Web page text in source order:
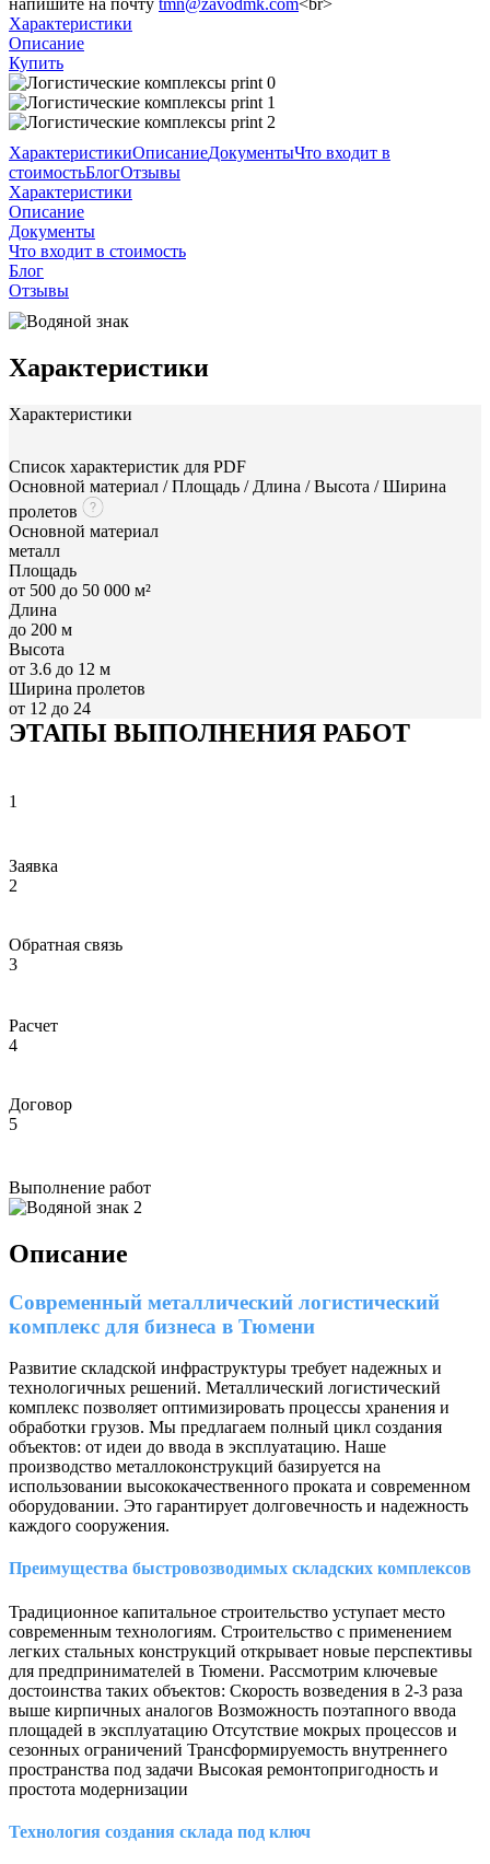
Характеристики
Описание
Купить
ХарактеристикиОписаниеДокументыЧто входит в
стоимостьБлогОтзывы
Характеристики
Описание
Документы
Что входит в стоимость
Блог
Отзывы
Характеристики
Характеристики
Список характеристик для PDF
Основной материал / Площадь / Длина / Высота / Ширина
пролетов
Основной материал
металл
Площадь
от 500 до 50 000 м²
Длина
до 200 м
Высота
от 3.6 до 12 м
Ширина пролетов
от 12 до 24
ЭТАПЫ ВЫПОЛНЕНИЯ РАБОТ
1
Заявка
2
Обратная связь
3
Расчет
4
Договор
5
Выполнение работ
Описание
Современный металлический логистический
комплекс для бизнеса в Тюмени
Развитие складской инфраструктуры требует надежных и
технологичных решений. Металлический логистический
комплекс позволяет оптимизировать процессы хранения и
обработки грузов. Мы предлагаем полный цикл создания
объектов: от идеи до ввода в эксплуатацию. Наше
производство металлоконструкций базируется на
использовании высококачественного проката и современном
оборудовании. Это гарантирует долговечность и надежность
каждого сооружения.
Преимущества быстровозводимых складских комплексов
Традиционное капитальное строительство уступает место
современным технологиям. Строительство с применением
легких стальных конструкций открывает новые перспективы
для предпринимателей в Тюмени. Рассмотрим ключевые
достоинства таких объектов: Скорость возведения в 2-3 раза
выше кирпичных аналогов Возможность поэтапного ввода
площадей в эксплуатацию Отсутствие мокрых процессов и
сезонных ограничений Трансформируемость внутреннего
пространства под задачи Высокая ремонтопригодность и
простота модернизации
Технология создания склада под ключ